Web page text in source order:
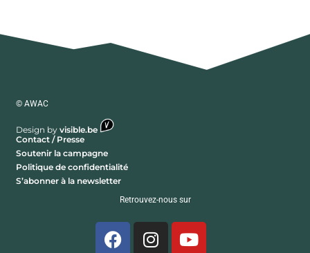
© AWAC
Design byvisible.be
Contact / Presse
Soutenir la campagne
Politique de confidentialité
S’abonner à la newsletter
Retrouvez-nous sur